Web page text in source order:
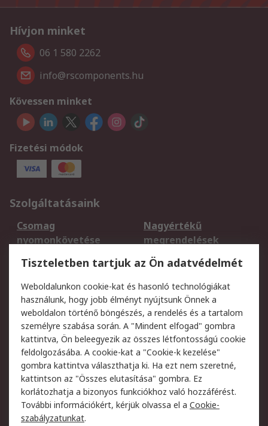
Hívjon minket
06 1 580 2262
info@rscomponents.hu
Kövessen minket
Fizetési módok
Szolgáltatásaink
Csomag
nyomonkövetése
Nagyértékű
megrendelések
Regisztráció
Szállítás
Termékvisszaküldés
Szolgáltatások
Jogi
Adatvédelmi
szabályzat
Az RS értékesítési
feltételei
Cookie szabályzat
Email biztonság
Webhelyre vonatkozó
feltételek
Weboldal felhasználói
szabályzata
Tiszteletben tartjuk az Ön adatvédelmét
Weboldalunkon cookie-kat és hasonló technológiákat
használunk, hogy jobb élményt nyújtsunk Önnek a
weboldalon történő böngészés, a rendelés és a tartalom
személyre szabása során. A "Mindent elfogad" gombra
kattintva, Ön beleegyezik az összes létfontosságú cookie
feldolgozásába. A cookie-kat a "Cookie-k kezelése"
gombra kattintva választhatja ki. Ha ezt nem szeretné,
kattintson az "Összes elutasítása" gombra. Ez
korlátozhatja a bizonyos funkciókhoz való hozzáférést.
További információkért, kérjük olvassa el a Cookie-
szabályzatunkat.